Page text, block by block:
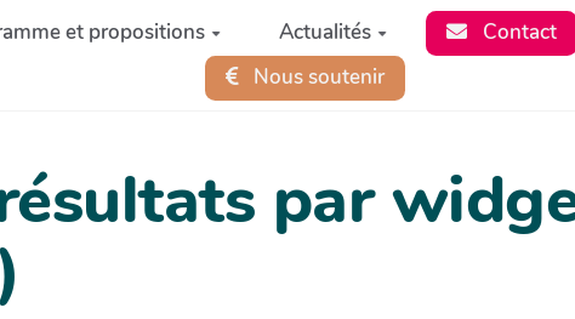
et propositions Actualités Contact
Nous soutenir
par